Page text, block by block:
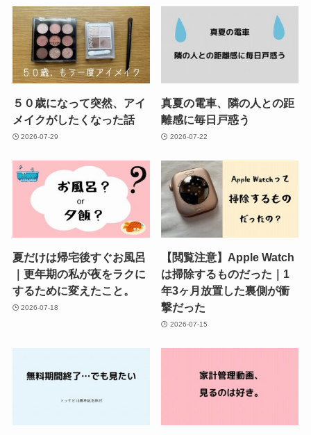
５０歳になって突然、アイ
メイクがしたくなった話
2026-07-29
真夏の電車、隣の人との距
離感に毎日戸惑う
2026-07-22
夏だけは帰宅後すぐお風呂
｜更年期の私が夜をラクに
するために変えたこと。
2026-07-18
【閲覧注意】Apple Watch
は掃除するものだった｜1
年3ヶ月放置した裏側が衝
撃だった
2026-07-15